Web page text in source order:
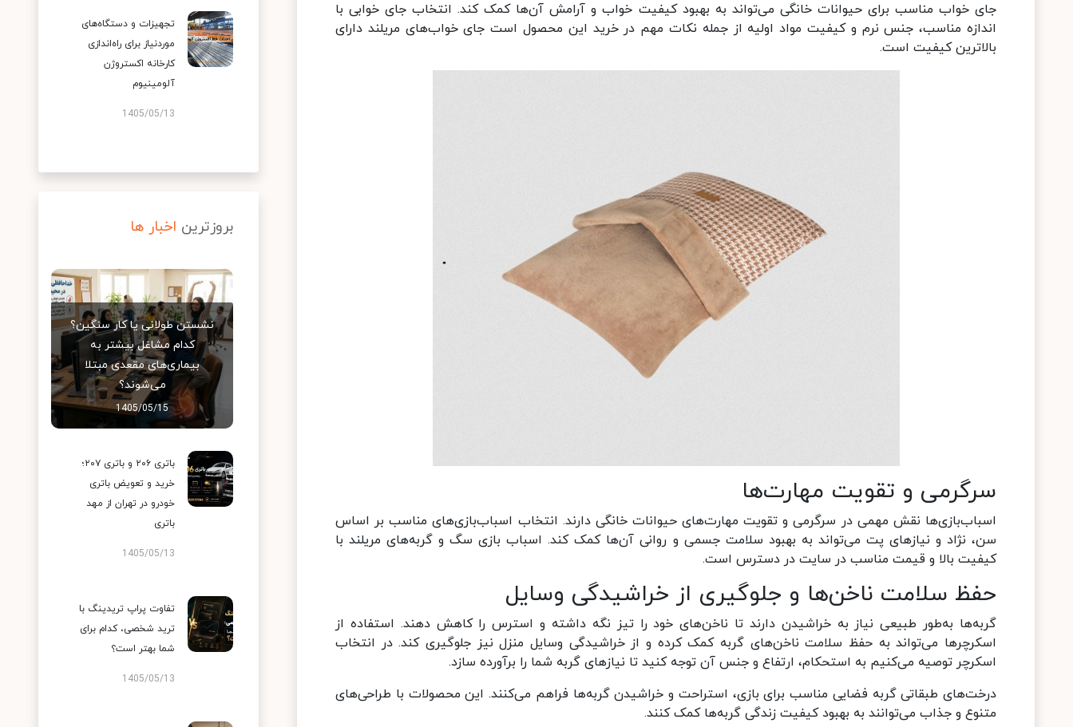
جای خواب مناسب برای حیوانات خانگی می‌تواند به بهبود کیفیت خواب و آرامش آن‌ها کمک کند. انتخاب جای خوابی با
اندازه مناسب، جنس نرم و کیفیت مواد اولیه از جمله نکات مهم در خرید این محصول است جای خواب‌های مریلند دارای
بالاترین کیفیت است.
سرگرمی و تقویت مهارت‌ها
اسباب‌بازی‌ها نقش مهمی در سرگرمی و تقویت مهارت‌های حیوانات خانگی دارند. انتخاب اسباب‌بازی‌های مناسب بر اساس
سن، نژاد و نیازهای پت می‌تواند به بهبود سلامت جسمی و روانی آن‌ها کمک کند. اسباب بازی سگ و گربه‌های مریلند با
کیفیت بالا و قیمت مناسب در سایت در دسترس است.
حفظ سلامت ناخن‌ها و جلوگیری از خراشیدگی وسایل
گربه‌ها به‌طور طبیعی نیاز به خراشیدن دارند تا ناخن‌های خود را تیز نگه داشته و استرس را کاهش دهند. استفاده از
اسکرچرها می‌تواند به حفظ سلامت ناخن‌های گربه کمک کرده و از خراشیدگی وسایل منزل نیز جلوگیری کند. در انتخاب
اسکرچر توصیه می‌کنیم به استحکام، ارتفاع و جنس آن توجه کنید تا نیازهای گربه شما را برآورده سازد.
درخت‌های طبقاتی گربه فضایی مناسب برای بازی، استراحت و خراشیدن گربه‌ها فراهم می‌کنند. این محصولات با طراحی‌های
متنوع و جذاب می‌توانند به بهبود کیفیت زندگی گربه‌ها کمک کنند.
تجهیزات و دستگاه‌های
موردنیاز برای راه‌اندازی
کارخانه اکستروژن
آلومینیوم
1405/05/13
بروزترین اخبار ها
نشستن طولانی یا کار سنگین؟
کدام مشاغل بیشتر به
بیماری‌های مقعدی مبتلا
می‌شوند؟
1405/05/15
باتری ۲۰۶ و باتری ۲۰۷؛
خرید و تعویض باتری
خودرو در تهران از مهد
باتری
1405/05/13
تفاوت پراپ تریدینگ با
ترید شخصی، کدام برای
شما بهتر است؟
1405/05/13